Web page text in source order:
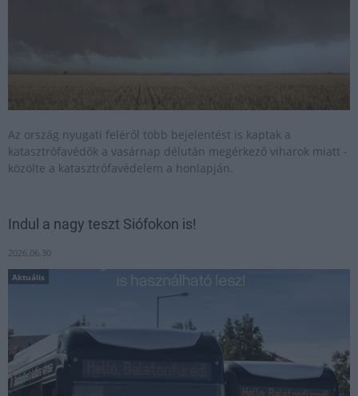
Az ország nyugati feléről több bejelentést is kaptak a
katasztrófavédők a vasárnap délután megérkező viharok miatt -
közölte a katasztrófavédelem a honlapján.
Indul a nagy teszt Siófokon is!
2026.06.30
Aktuális